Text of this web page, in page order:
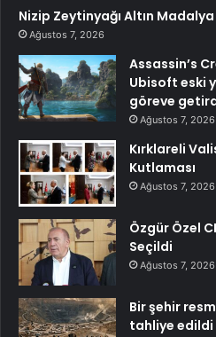
Nizip Zeytinyağı Altın Madalya
Ağustos 7, 2026
Assassin’s
Ubisoft eski
göreve
Ağustos 7, 2026
Kırklareli
Kutlaması
Ağustos 7, 2026
Özgür Özel
Seçildi
Ağustos 7, 2026
Bir şehir
tahliye edildi